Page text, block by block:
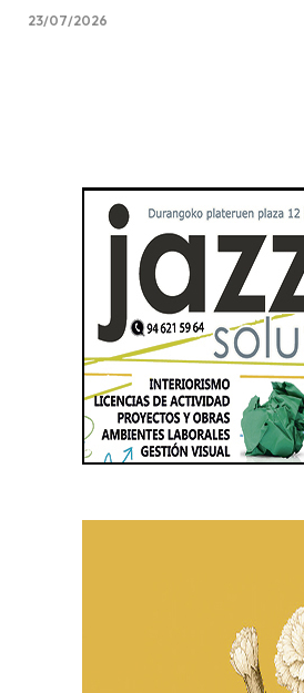
23/07/2026